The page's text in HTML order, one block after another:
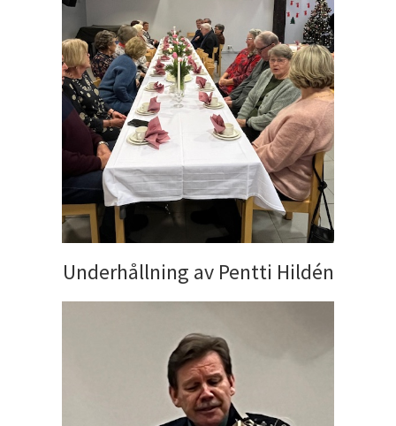
Underhållning av Pentti Hildén